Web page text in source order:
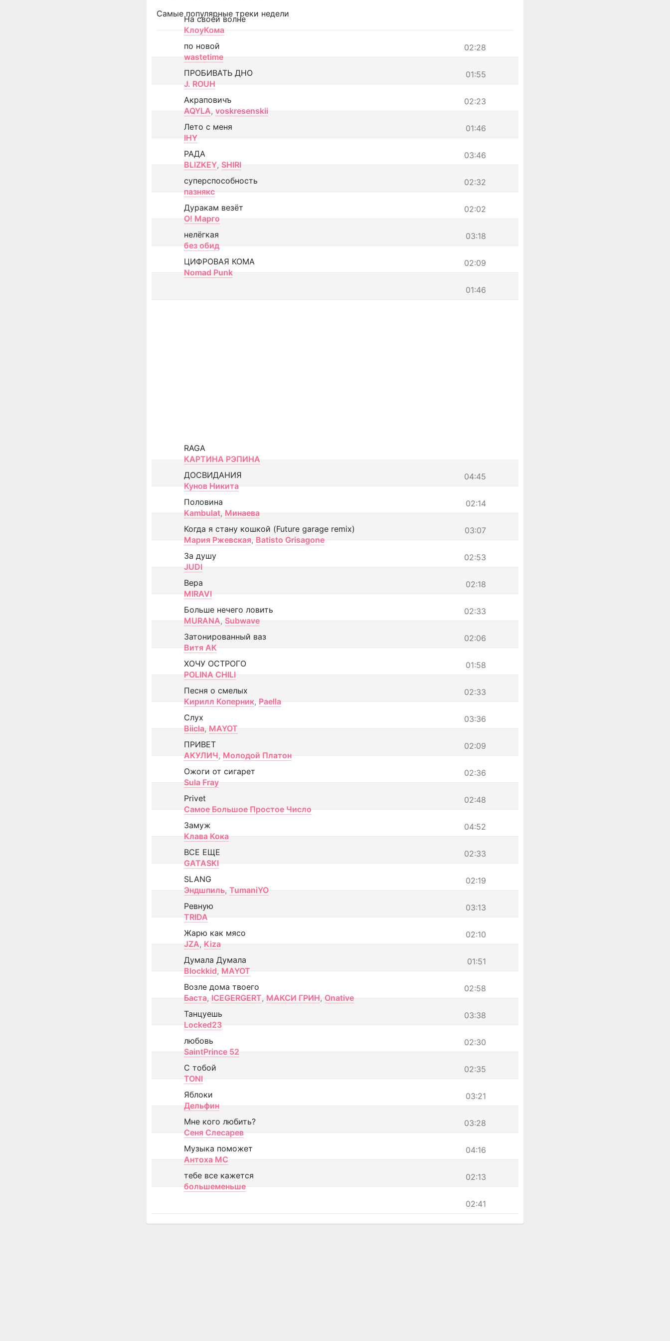
Самые популярные треки недели
На своей волне
КлоуКома
02:28
по новой
wastetime
01:55
ПРОБИВАТЬ ДНО
J. ROUH
02:23
Акраповичъ
AQYLA, voskresenskii
01:46
Лето с меня
IHY
03:46
РАДА
BLIZKEY, SHIRI
02:32
суперспособность
пазнякс
02:02
Дуракам везёт
О! Марго
03:18
нелёгкая
без обид
02:09
ЦИФРОВАЯ КОМА
Nomad Punk
01:46
RAGA
КАРТИНА РЭПИНА
04:45
ДОСВИДАНИЯ
Кунов Никита
02:14
Половина
Kambulat, Минаева
03:07
Когда я стану кошкой (Future garage remix)
Мария Ржевская, Batisto Grisagone
02:53
За душу
JUDI
02:18
Вера
MIRAVI
02:33
Больше нечего ловить
MURANA, Subwave
02:06
Затонированный ваз
Витя АК
01:58
ХОЧУ ОСТРОГО
POLINA CHILI
02:33
Песня о смелых
Кирилл Коперник, Paella
03:36
Слух
Biicla, MAYOT
02:09
ПРИВЕТ
АКУЛИЧ, Молодой Платон
02:36
Ожоги от сигарет
Sula Fray
02:48
Privet
Самое Большое Простое Число
04:52
Замуж
Клава Кока
02:33
ВСЕ ЕЩЕ
GATASKI
02:19
SLANG
Эндшпиль, TumaniYO
03:13
Ревную
TRIDA
02:10
Жарю как мясо
JZA, Kiza
01:51
Думала Думала
Blockkid, MAYOT
02:58
Возле дома твоего
Баста, ICEGERGERT, МАКСИ ГРИН, Onative
03:38
Танцуешь
Locked23
02:30
любовь
SaintPrince 52
02:35
С тобой
TONI
03:21
Яблоки
Дельфин
03:28
Мне кого любить?
Сеня Слесарев
04:16
Музыка поможет
Антоха МС
02:13
тебе все кажется
большеменьше
02:41